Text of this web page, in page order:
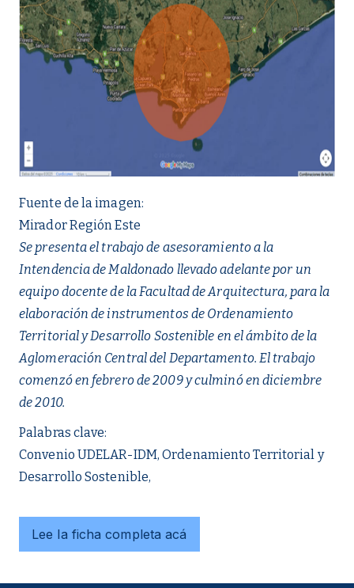
Fuente de la imagen:
Mirador Región Este
Se presenta el trabajo de asesoramiento a la
Intendencia de Maldonado llevado adelante por un
equipo docente de la Facultad de Arquitectura, para la
elaboración de instrumentos de Ordenamiento
Territorial y Desarrollo Sostenible en el ámbito de la
Aglomeración Central del Departamento. El trabajo
comenzó en febrero de 2009 y culminó en diciembre
de 2010.
Palabras clave:
Convenio UDELAR-IDM, Ordenamiento Territorial y
Desarrollo Sostenible,
Lee la ficha completa acá